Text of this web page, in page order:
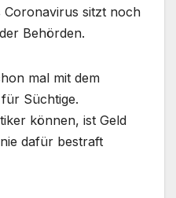
Coronavirus sitzt noch
Behörden.
mal mit dem
Süchtige.
können, ist Geld
dafür bestraft